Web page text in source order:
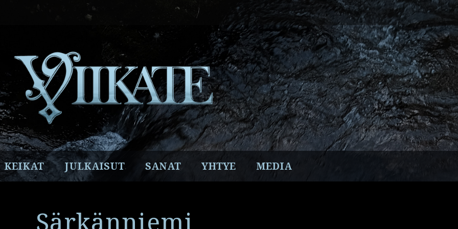
Facebook
InstagramYouTube
Spotify
KEIKAT JULKAISUT SANAT YHTYE MEDIA
Särkänniemi